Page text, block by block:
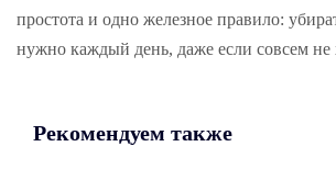
простота и одно железное правило:
нужно каждый день, даже если совсем не
Рекомендуем также